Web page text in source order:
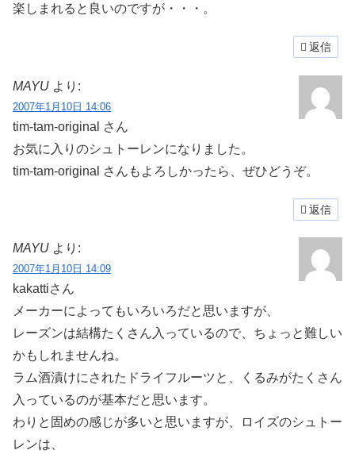
楽しまれると良いのですが・・・。
返信
MAYU より:
2007年1月10日 14:06
tim-tam-original さん
お気に入りのシュトーレンになりました。
tim-tam-original さんもよろしかったら、ぜひどうぞ。
返信
MAYU より:
2007年1月10日 14:09
kakattiさん
メーカーによってもいろいろだと思いますが、
レーズンは結構たくさん入っているので、ちょっと難しい
かもしれませんね。
ラム酒漬けにされたドライフルーツと、くるみがたくさん
入っているのが基本だと思います。
わりと固めの感じが多いと思いますが、ロイズのシュトー
レンは、